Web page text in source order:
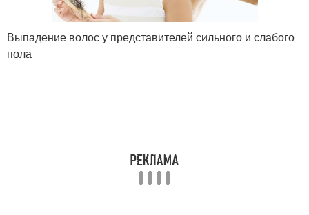
Выпадение волос у представителей сильного и слабого
пола